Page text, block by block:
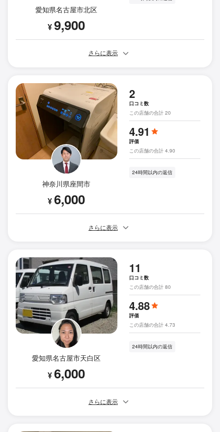
愛知県名古屋市北区
¥9,900
さらに表示
神奈川県座間市
¥6,000
2
口コミ数
この店舗の合計 20
4.91
評価
この店舗の合計 4.90
24時間以内の返信
さらに表示
愛知県名古屋市天白区
¥6,000
11
口コミ数
この店舗の合計 80
4.88
評価
この店舗の合計 4.73
24時間以内の返信
さらに表示